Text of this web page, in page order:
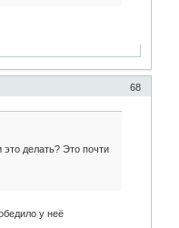
68
делать? Это почти
у неё